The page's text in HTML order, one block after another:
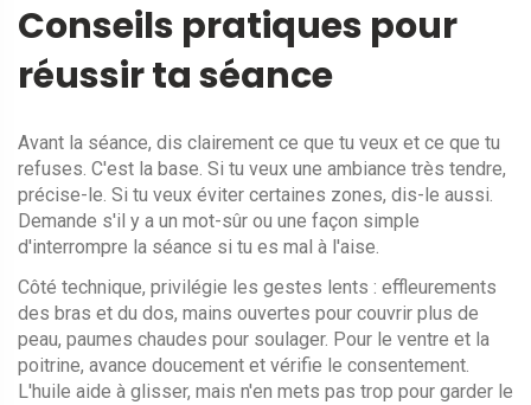
Conseils pratiques pour
réussir ta séance
Avant la séance, dis clairement ce que tu veux et ce que tu
refuses. C'est la base. Si tu veux une ambiance très tendre,
précise-le. Si tu veux éviter certaines zones, dis-le aussi.
Demande s'il y a un mot-sûr ou une façon simple
d'interrompre la séance si tu es mal à l'aise.
Côté technique, privilégie les gestes lents : effleurements
des bras et du dos, mains ouvertes pour couvrir plus de
peau, paumes chaudes pour soulager. Pour le ventre et la
poitrine, avance doucement et vérifie le consentement.
L'huile aide à glisser, mais n'en mets pas trop pour garder le